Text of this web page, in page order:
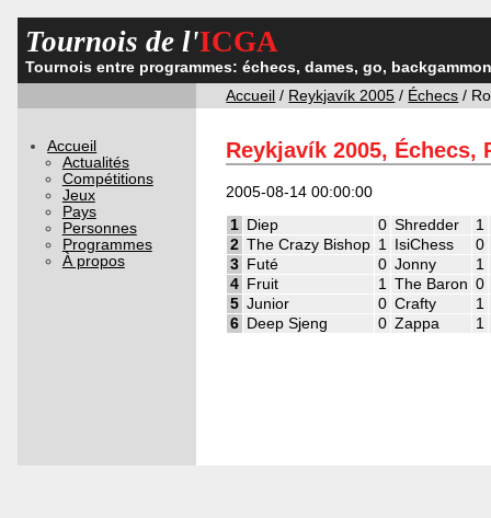
Tournois de l'ICGA
Tournois entre programmes: échecs, dames, go,
Accueil / Reykjavík 2005 / Échecs /
Accueil
Actualités
Compétitions
Jeux
Pays
Personnes
Programmes
À propos
Reykjavík 2005, Échecs,
2005-08-14 00:00:00
1 Diep 0 Shredder
1
2 The Crazy Bishop 1 IsiChess
0
3 Futé 0 Jonny
1
4 Fruit 1 The Baron 0
5 Junior 0 Crafty
1
6 Deep Sjeng 0 Zappa 1